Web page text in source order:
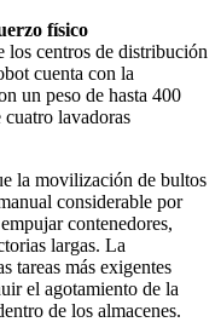
físico
centros de distribución
cuenta con la
un peso de hasta 400
lavadoras
la movilización de bultos
considerable por
contenedores,
largas. La
tareas más exigentes
el agotamiento de la
de los almacenes.